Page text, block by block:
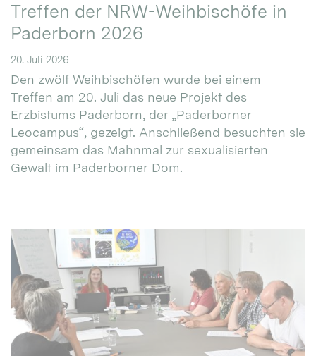
Treffen der NRW-Weihbischöfe in
Paderborn 2026
20. Juli 2026
Den zwölf Weihbischöfen wurde bei einem
Treffen am 20. Juli das neue Projekt des
Erzbistums Paderborn, der „Paderborner
Leocampus“, gezeigt. Anschließend besuchten sie
gemeinsam das Mahnmal zur sexualisierten
Gewalt im Paderborner Dom.